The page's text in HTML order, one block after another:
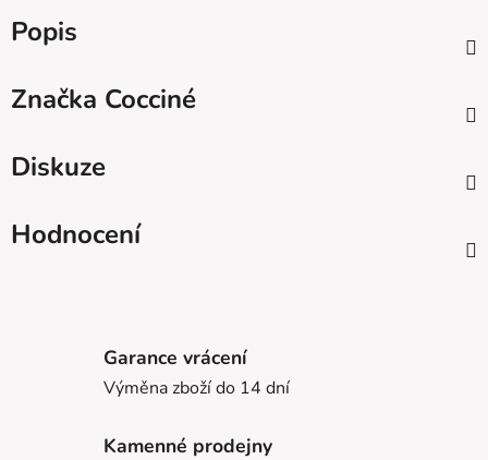
Popis
Značka Cocciné
Diskuze
Hodnocení
Garance vrácení
Výměna zboží do 14 dní
Kamenné prodejny